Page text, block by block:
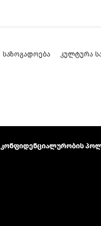
ᲡᲐᲖᲝᲒᲐᲓᲝᲔᲑᲐ ᲙᲣᲚᲢᲣᲠᲐ
კონფიდენციალურობის